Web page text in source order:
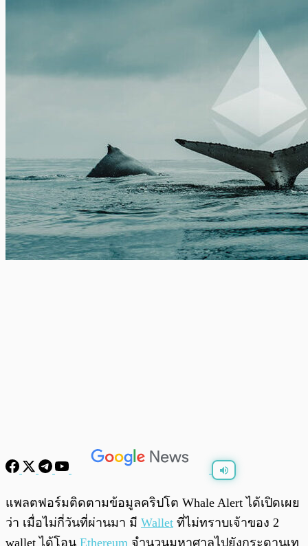
พร้อมเล่น 0:00/ 0:00
แพลตฟอร์มติดตามข้อมูลคริปโต Whale Alert ได้เปิดเผย
ว่า เมื่อไม่กี่วันที่ผ่านมา มี Wallet ที่ไม่ทราบเจ้าของ 2
wallet ได้โอน Ethereum จำนวนมหาศาลไปยังกระดานเท